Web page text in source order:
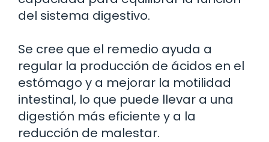
del sistema digestivo.
Se cree que el remedio ayuda a
regular la producción de ácidos en el
estómago y a mejorar la motilidad
intestinal, lo que puede llevar a una
digestión más eficiente y a la
reducción de malestar.